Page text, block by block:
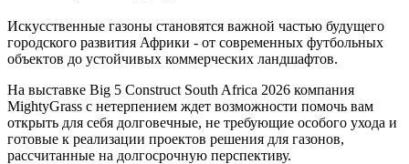
Искусственные газоны становятся важной частью будущего
городского развития Африки - от современных футбольных
объектов до устойчивых коммерческих ландшафтов.
На выставке Big 5 Construct South Africa 2026 компания
MightyGrass с нетерпением ждет возможности помочь вам
открыть для себя долговечные, не требующие особого ухода и
готовые к реализации проектов решения для газонов,
рассчитанные на долгосрочную перспективу.